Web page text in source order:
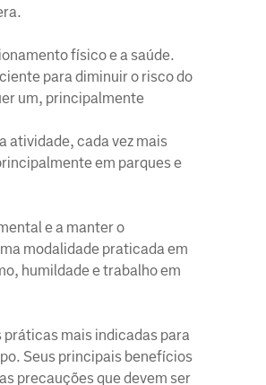
físico e a saúde.
para diminuir o risco do
um, principalmente
atividade, cada vez mais
em parques e
e a manter o
modalidade praticada em
humildade e trabalho em
mais indicadas para
Seus principais benefícios
precauções que devem ser